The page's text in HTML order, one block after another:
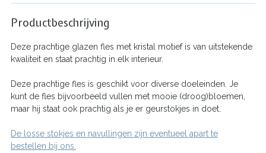
Productbeschrijving
Deze prachtige glazen fles met kristal motief is van uitstekende
kwaliteit en staat prachtig in elk interieur.
Deze prachtige fles is geschikt voor diverse doeleinden. Je
kunt de fles bijvoorbeeld vullen met mooie (droog)bloemen,
maar hij staat ook prachtig als je er geurstokjes in doet.
De losse stokjes en navullingen zijn eventueel apart te
bestellen bij ons.